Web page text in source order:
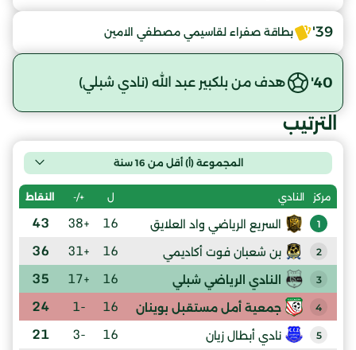
39' بطاقة صفراء لقاسيمي مصطفي الامين
40' هدف من بلكبير عبد الله (نادي شبلي)
الترتيب
المجموعة (أ) أقل من 16 سنة
مركز النادي ل +/- النقاط
1 السريع الرياضي واد العلايق 16
+38
43
2 بن شعبان فوت أكاديمي 16
+31
36
3 النادي الرياضي شبلي 16
+17
35
4 جمعية أمل مستقبل بوينان 16
-1
24
5 نادي أبطال زيان 16
-3
21